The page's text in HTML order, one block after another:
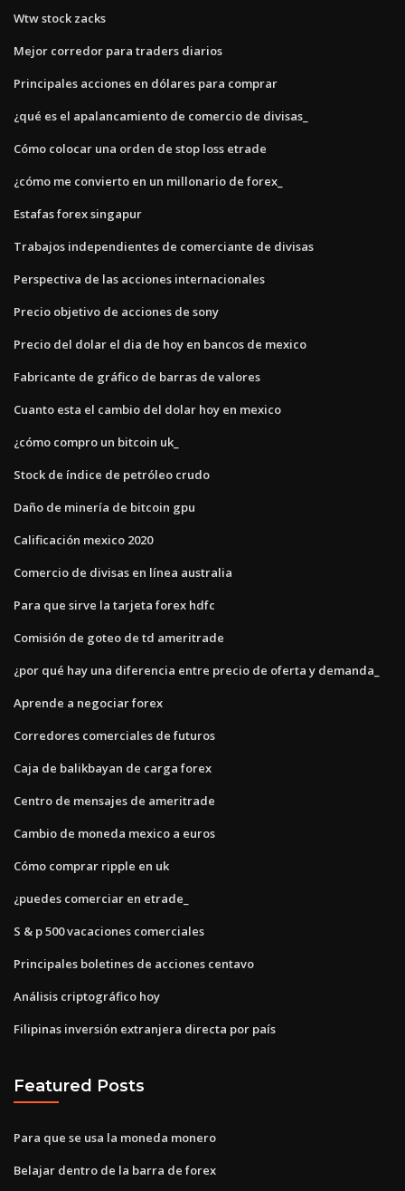
Wtw stock zacks
Mejor corredor para traders diarios
Principales acciones en dólares para comprar
¿qué es el apalancamiento de comercio de divisas_
Cómo colocar una orden de stop loss etrade
¿cómo me convierto en un millonario de forex_
Estafas forex singapur
Trabajos independientes de comerciante de divisas
Perspectiva de las acciones internacionales
Precio objetivo de acciones de sony
Precio del dolar el dia de hoy en bancos de mexico
Fabricante de gráfico de barras de valores
Cuanto esta el cambio del dolar hoy en mexico
¿cómo compro un bitcoin uk_
Stock de índice de petróleo crudo
Daño de minería de bitcoin gpu
Calificación mexico 2020
Comercio de divisas en línea australia
Para que sirve la tarjeta forex hdfc
Comisión de goteo de td ameritrade
¿por qué hay una diferencia entre precio de oferta y demanda_
Aprende a negociar forex
Corredores comerciales de futuros
Caja de balikbayan de carga forex
Centro de mensajes de ameritrade
Cambio de moneda mexico a euros
Cómo comprar ripple en uk
¿puedes comerciar en etrade_
S & p 500 vacaciones comerciales
Principales boletines de acciones centavo
Análisis criptográfico hoy
Filipinas inversión extranjera directa por país
Featured Posts
Para que se usa la moneda monero
Belajar dentro de la barra de forex